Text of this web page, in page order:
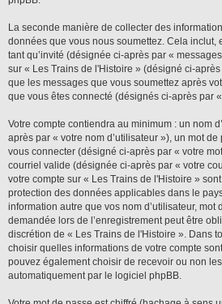
La seconde manière de collecter des
données que vous nous soumettez. Cela inclut,
tant qu’invité (désignée ci-après par «
sur « Les Trains de l'Histoire » (désigné ci-
que les messages que vous soumettez après
que vous êtes connecté (désignés ci-après par
Votre compte contiendra au minimum : un nom
après par « votre nom d’utilisateur »), un mot
vous connecter (désigné ci-après par « votre
courriel valide (désignée ci-après par « votre
votre compte sur « Les Trains de l'Histoire »
protection des données applicables dans le
information autre que vos nom d’utilisateur, mot
demandée lors de l’enregistrement peut être
discrétion de « Les Trains de l'Histoire ». Dans
choisir quelles informations de votre compte
pouvez également choisir de recevoir ou non
automatiquement par le logiciel phpBB.